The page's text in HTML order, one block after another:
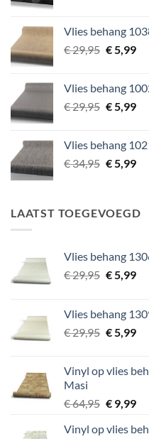
€ 49,95.
€
Vlies behang
€29,95
€ 29,95.
€5,99
€
Vlies behang
€29,95
€ 29,95.
€5,99
€
Vlies behang
€34,95
€ 34,95.
€5,99
€
LAATST TOEGEVOEGD
Vlies behang
€29,95
€ 29,95.
€5,99
€
Vlies behang
€29,95
€ 29,95.
€5,99
€
Vinyl op vlies
Masi
€64,95
was:
€9,99
is:
Vinyl op vlies